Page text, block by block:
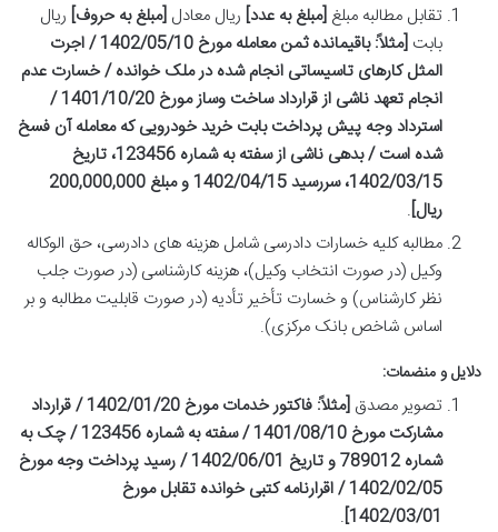
تقابل مطالبه مبلغ [مبلغ به عدد] ریال معادل [مبلغ به حروف] ریال
بابت
[مثلاً: باقیمانده ثمن معامله مورخ 1402/05/10 / اجرت
المثل کارهای تاسیساتی انجام شده در ملک خوانده / خسارت عدم
انجام تعهد ناشی از قرارداد ساخت وساز مورخ 1401/10/20 /
استرداد وجه پیش پرداخت بابت خرید خودرویی که معامله آن فسخ
شده است / بدهی ناشی از سفته به شماره 123456، تاریخ
1402/03/15، سررسید 1402/04/15 و مبلغ 200,000,000
ریال].
مطالبه کلیه خسارات دادرسی شامل هزینه های دادرسی، حق الوکاله
وکیل (در صورت انتخاب وکیل)، هزینه کارشناسی (در صورت جلب
نظر کارشناس) و خسارت تأخیر تأدیه (در صورت قابلیت مطالبه و بر
اساس شاخص بانک مرکزی).
دلایل و منضمات:
تصویر مصدق
[مثلاً: فاکتور خدمات مورخ 1402/01/20 / قرارداد
مشارکت مورخ 1401/08/10 / سفته به شماره 123456 / چک به
شماره 789012 و تاریخ 1402/06/01 / رسید پرداخت وجه مورخ
1402/02/05 / اقرارنامه کتبی خوانده تقابل مورخ
1402/03/01]
.